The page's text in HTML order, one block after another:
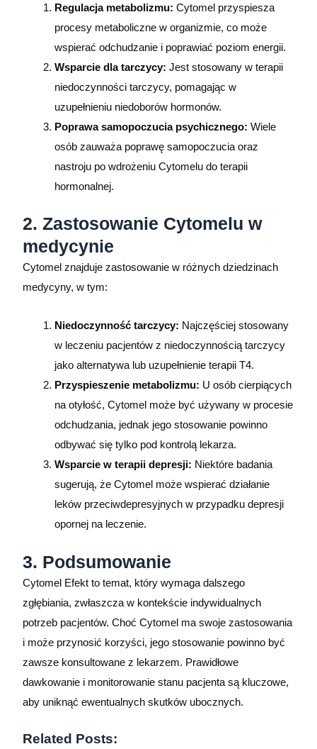
Regulacja metabolizmu: Cytomel przyspiesza
procesy metaboliczne w organizmie, co może
wspierać odchudzanie i poprawiać poziom energii.
Wsparcie dla tarczycy: Jest stosowany w terapii
niedoczynności tarczycy, pomagając w
uzupełnieniu niedoborów hormonów.
Poprawa samopoczucia psychicznego: Wiele
osób zauważa poprawę samopoczucia oraz
nastroju po wdrożeniu Cytomelu do terapii
hormonalnej.
2. Zastosowanie Cytomelu w
medycynie
Cytomel znajduje zastosowanie w różnych dziedzinach
medycyny, w tym:
Niedoczynność tarczycy: Najczęściej stosowany
w leczeniu pacjentów z niedoczynnością tarczycy
jako alternatywa lub uzupełnienie terapii T4.
Przyspieszenie metabolizmu: U osób cierpiących
na otyłość, Cytomel może być używany w procesie
odchudzania, jednak jego stosowanie powinno
odbywać się tylko pod kontrolą lekarza.
Wsparcie w terapii depresji: Niektóre badania
sugerują, że Cytomel może wspierać działanie
leków przeciwdepresyjnych w przypadku depresji
opornej na leczenie.
3. Podsumowanie
Cytomel Efekt to temat, który wymaga dalszego
zgłębiania, zwłaszcza w kontekście indywidualnych
potrzeb pacjentów. Choć Cytomel ma swoje zastosowania
i może przynosić korzyści, jego stosowanie powinno być
zawsze konsultowane z lekarzem. Prawidłowe
dawkowanie i monitorowanie stanu pacjenta są kluczowe,
aby uniknąć ewentualnych skutków ubocznych.
Related Posts: